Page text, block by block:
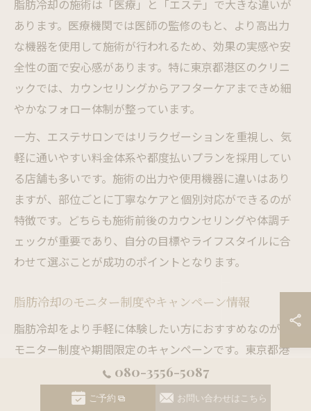
脂肪冷却の施術は「医療」と「エステ」で大きな違いが
あります。医療機関では医師の監修のもと、より高出力
な機器を使用して施術が行われるため、効果の実感や安
全性の面で安心感があります。特に東京都港区のクリニ
ックでは、カウンセリングからアフターケアまできめ細
やかなフォロー体制が整っています。
一方、エステサロンではリラクゼーションを重視し、気
軽に通いやすい料金体系や都度払いプランを採用してい
る店舗も多いです。施術の出力や使用機器に違いはあり
ますが、部位ごとに丁寧なケアと個別対応ができるのが
特徴です。どちらも施術前後のカウンセリングや体調チ
ェックが重要であり、自分の目標やライフスタイルに合
わせて選ぶことが成功のポイントとなります。
脂肪冷却のモニター制度やキャンペーン情報
脂肪冷却をより手軽に体験したい方におすすめなのが、
モニター制度や期間限定のキャンペーンです。東京都港
区では、クリニックやエステサロンが新機種導入時や新
規顧客獲得を目的に、モニター価格や無料体験のキャン
080-3556-5087
ご予約 お問い合わせはこちら